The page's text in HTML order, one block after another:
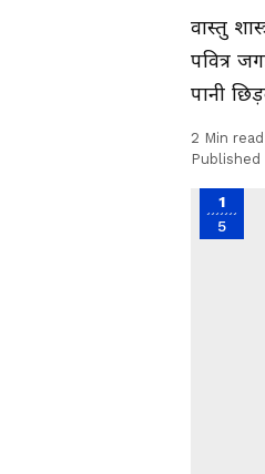
वास्तु
पवित्र
पानी
2 Min read
Published
1
5